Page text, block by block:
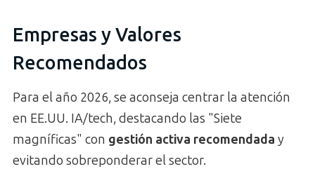
Empresas y Valores
Recomendados
Para el año 2026, se aconseja centrar la atención
en EE.UU. IA/tech, destacando las "Siete
magníficas" con gestión activa recomendada y
evitando sobreponderar el sector.